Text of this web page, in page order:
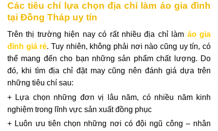
Các tiêu chí lựa chọn địa chỉ làm áo gia đình
tại Đồng Tháp uy tín
Trên thị trường hiện nay có rất nhiều địa chỉ làm áo gia
đình giá rẻ. Tuy nhiên, không phải nơi nào cũng uy tín, có
thể mang đến cho bạn những sản phẩm chất lượng. Do
đó, khi tìm địa chỉ đặt may cũng nên đánh giá dựa trên
những tiêu chí sau:
+ Lựa chọn những đơn vị lâu năm, có nhiều năm kinh
nghiệm trong lĩnh vực sản xuất đồng phục
+ Luôn ưu tiên chọn những nơi có đội ngũ công – nhân